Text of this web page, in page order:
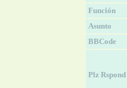
Función
Asunto
BBCode
Plz Rspond